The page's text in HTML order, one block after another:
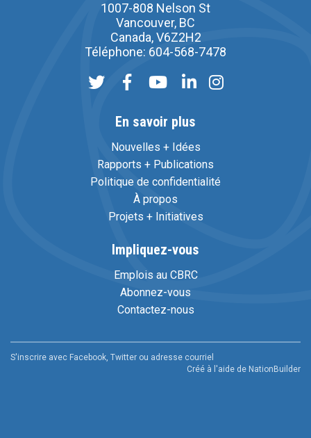
1007-808 Nelson St
Vancouver, BC
Canada, V6Z2H2
Téléphone: 604-568-7478
En savoir plus
Nouvelles + Idées
Rapports + Publications
Politique de confidentialité
À propos
Projets + Initiatives
Impliquez-vous
Emplois au CBRC
Abonnez-vous
Contactez-nous
S'inscrire avec Facebook, Twitter ou adresse courriel
Créé à l'aide de NationBuilder